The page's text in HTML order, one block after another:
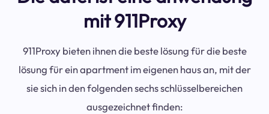
mit 911Proxy
911Proxy bieten ihnen die beste lösung für die beste
lösung für ein apartment im eigenen haus an, mit der
sie sich in den folgenden sechs schlüsselbereichen
ausgezeichnet finden: